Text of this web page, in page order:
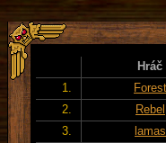
Hráč
1.
Forest
2.
Rebel
3.
lamas